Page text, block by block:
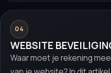
04
WEBSITE
Waar moet je rekening